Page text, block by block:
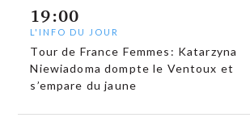
19:00
L'INFO DU JOUR
Tour de France Femmes: Katarzyna
Niewiadoma dompte le Ventoux et
s’empare du jaune